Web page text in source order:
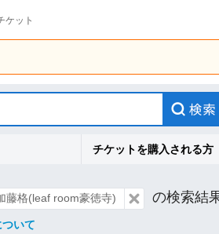
ケット
チケットを購入される方
藤格(leaf room豪徳寺) の検索結
いて